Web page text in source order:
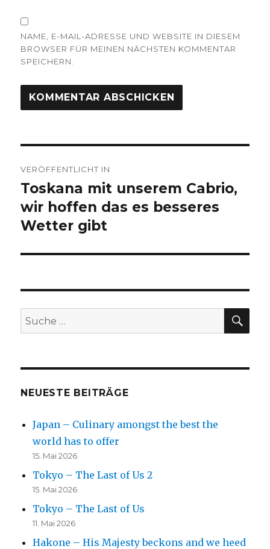
NAME, E-MAIL-ADRESSE UND WEBSITE IN DIESEM
BROWSER FÜR MEINEN NÄCHSTEN KOMMENTAR
SPEICHERN.
VERÖFFENTLICHT IN
Toskana mit unserem Cabrio,
wir hoffen das es besseres
Wetter gibt
Suche
nach:
NEUESTE BEITRÄGE
Japan – Culinary amongst the best the
world has to offer
15. Mai 2026
Tokyo – The Last of Us 2
15. Mai 2026
Tokyo – The Last of Us
11. Mai 2026
Hakone – His Majesty beckons and we heed